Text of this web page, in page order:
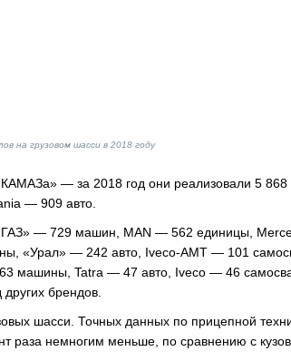
на грузовом шасси в 2018 году
— за 2018 год они реализовали 5 868
— 909 авто.
— 729 машин, MAN — 562 единицы,
«Урал» — 242 авто, Iveco-АМТ — 101
машины, Tatra — 47 авто, Iveco — 46
брендов.
шасси. Точных данных по прицепной
раза немногим меньше, по сравнению с